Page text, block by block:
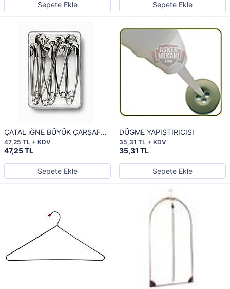
Sepete Ekle Sepete Ekle
ÇATAL iĞNE BÜYÜK ÇARŞAF
İĞNESİ
47,25 TL
47,25 TL + KDV
Sepete Ekle
DÜGME YAPIŞTIRICISI
35,31 TL
35,31 TL + KDV
Sepete Ekle